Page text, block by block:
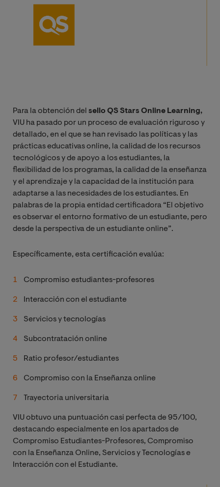
Para la obtención del selloQS Stars Online Learning,
VIU ha pasado por un proceso de evaluación riguroso y
detallado, en el que se han revisado las políticas y las
prácticas educativas online, la calidad de los recursos
tecnológicos y de apoyo a los estudiantes, la
flexibilidad de los programas, la calidad de la enseñanza
y el aprendizaje y la capacidad de la institución para
adaptarse a las necesidades de los estudiantes. En
palabras de la propia entidad certificadora “El objetivo
es observar el entorno formativo de un estudiante, pero
desde la perspectiva de un estudiante online”.
Específicamente, esta certificación evalúa:
Compromiso estudiantes-profesores
Interacción con el estudiante
Servicios y tecnologías
Subcontratación online
Ratio profesor/estudiantes
Compromiso con la Enseñanza online
Trayectoria universitaria
VIU obtuvo una puntuación casi perfecta de 95/100,
destacando especialmente en los apartados de
Compromiso Estudiantes-Profesores, Compromiso
con la Enseñanza Online, Servicios y Tecnologías e
Interacción con el Estudiante.